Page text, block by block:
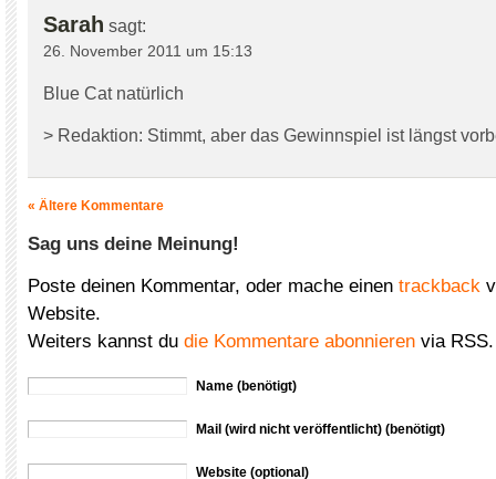
Sarah sagt:
26. November 2011 um 15:13
Blue Cat natürlich
> Redaktion: Stimmt, aber das Gewinnspiel ist längst
« Ältere Kommentare
Sag uns deine Meinung!
Poste deinen Kommentar, oder mache einen trackback
Website.
Weiters kannst du die Kommentare abonnieren via RSS.
Name (benötigt)
Mail (wird nicht veröffentlicht) (benötigt)
Website (optional)